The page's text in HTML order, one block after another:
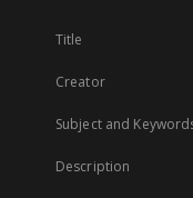
Title
Creator
Subject and
Description